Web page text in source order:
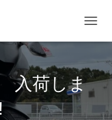
ゲ
ー
シ
ョ
入荷しま